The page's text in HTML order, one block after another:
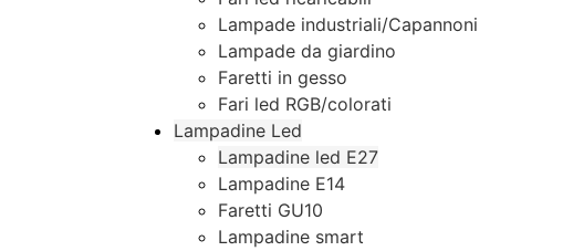
Lampade industriali/Capannoni
Lampade da giardino
Faretti in gesso
Fari led RGB/colorati
Lampadine Led
Lampadine led E27
Lampadine E14
Faretti GU10
Lampadine smart